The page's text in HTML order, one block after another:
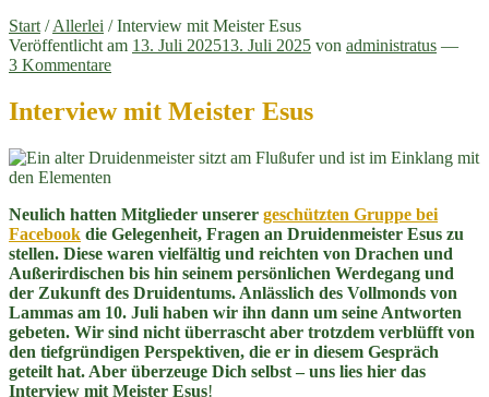
Start /Allerlei /Interview mit Meister Esus
Veröffentlicht am 13. Juli 202513. Juli 2025 von administratus —
3 Kommentare
Interview mit Meister Esus
Neulich hatten Mitglieder unserer geschützten Gruppe bei
Facebook die Gelegenheit, Fragen an Druidenmeister Esus zu
stellen. Diese waren vielfältig und reichten von Drachen und
Außerirdischen bis hin seinem persönlichen Werdegang und
der Zukunft des Druidentums. Anlässlich des Vollmonds von
Lammas am 10. Juli haben wir ihn dann um seine Antworten
gebeten. Wir sind nicht überrascht aber trotzdem verblüfft von
den tiefgründigen Perspektiven, die er in diesem Gespräch
geteilt hat. Aber überzeuge Dich selbst – uns lies hier das
Interview mit Meister Esus!